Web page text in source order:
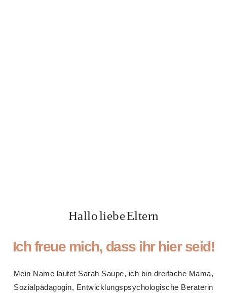
Hallo liebe Eltern
Ich freue mich, dass ihr hier seid!
Mein Name lautet Sarah Saupe, ich bin dreifache Mama,
Sozialpädagogin, Entwicklungspsychologische Beraterin